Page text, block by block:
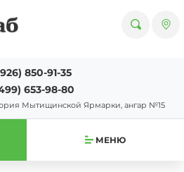
850-91-35
653-98-80
Мытищинской Ярмарки, ангар №15
МЕНЮ